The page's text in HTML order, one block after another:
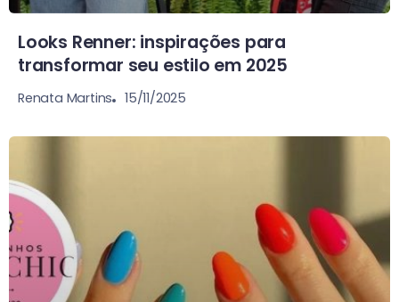
Looks Renner: inspirações para
transformar seu estilo em 2025
Renata Martins 15/11/2025